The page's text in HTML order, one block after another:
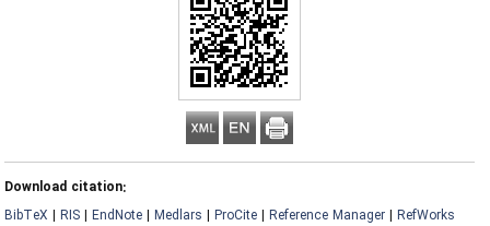
Download citation:
BibTeX |RIS |EndNote |Medlars |ProCite |Reference Manager |RefWorks